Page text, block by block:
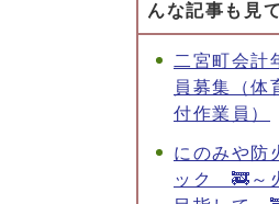
んな記事も見
二宮町会計
員募集（
付作業員）
にのみや防
ック 🚒～